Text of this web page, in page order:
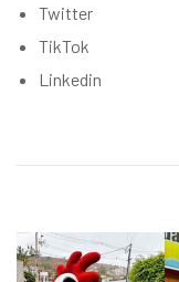
Twitter
TikTok
Linkedin